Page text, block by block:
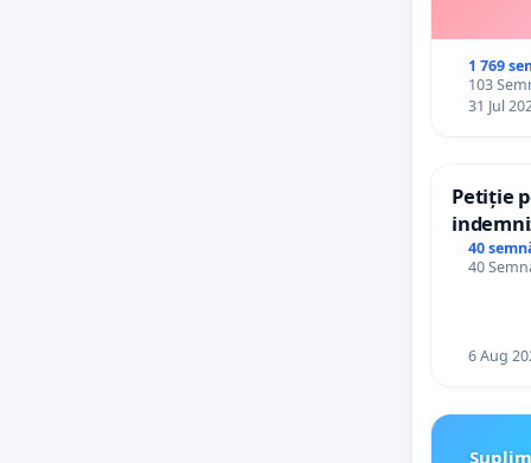
1 769
103
31 Jul
Petiție
de
de
40
40
6 Aug